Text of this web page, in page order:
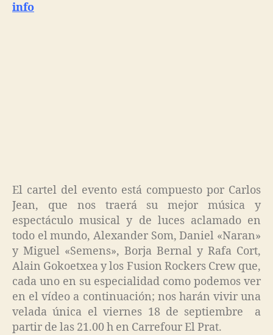
info
El cartel del evento está compuesto por Carlos
Jean, que nos traerá su mejor música y
espectáculo musical y de luces aclamado en
todo el mundo, Alexander Som, Daniel «Naran»
y Miguel «Semens», Borja Bernal y Rafa Cort,
Alain Gokoetxea y los Fusion Rockers Crew que,
cada uno en su especialidad como podemos ver
en el vídeo a continuación; nos harán vivir una
velada única el viernes 18 de septiembre a
partir de las 21.00 h en Carrefour El Prat.